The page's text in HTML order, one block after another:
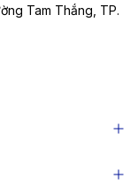
Tam Thắng, TP.